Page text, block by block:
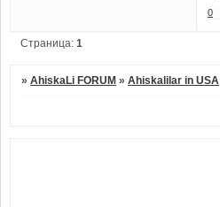
0
Страница:1
»AhiskaLi FORUM »Ahiskalilar in USA